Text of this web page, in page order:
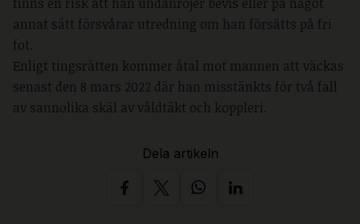
annat sätt försvårar utredning om han försätts på fri
fot.
Enligt tingsrätten kommer åtal mot mannen att väckas
senast den 8 mars 2022 där han misstänkts för två fall
av sannolika skäl av våldtäkt och koppleri.
Dela artikeln